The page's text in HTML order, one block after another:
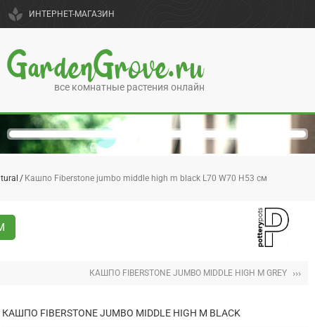
spa ИНТЕРНЕТ-МАГАЗИН
GardenGrove.ru
все комнатные растения онлайн
Кашпо Fiberstone jumbo middle high m black L70 W70 H53 см
КАШПО FIBERSTONE JUMBO MIDDLE HIGH M GREY ›››
КАШПО FIBERSTONE JUMBO MIDDLE HIGH M BLACK